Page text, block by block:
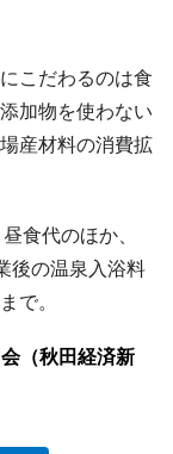
こだわるのは食
加物を使わない
産材料の消費拡
食代のほか、
後の温泉入浴料
で。
（秋田経済新